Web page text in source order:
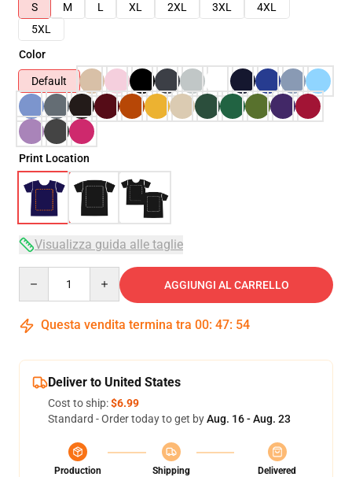
S
M L XL 2XL 3XL
4XL
5XL
Color
Default
Print Location
Visualizza guida alle taglie
AGGIUNGI AL CARRELLO
Questa vendita termina tra 00: 47: 53
Deliver to United States
Cost to ship:$6.99
Standard - Order today to get byAug. 16 - Aug. 23
Production
Shipping
Delivered